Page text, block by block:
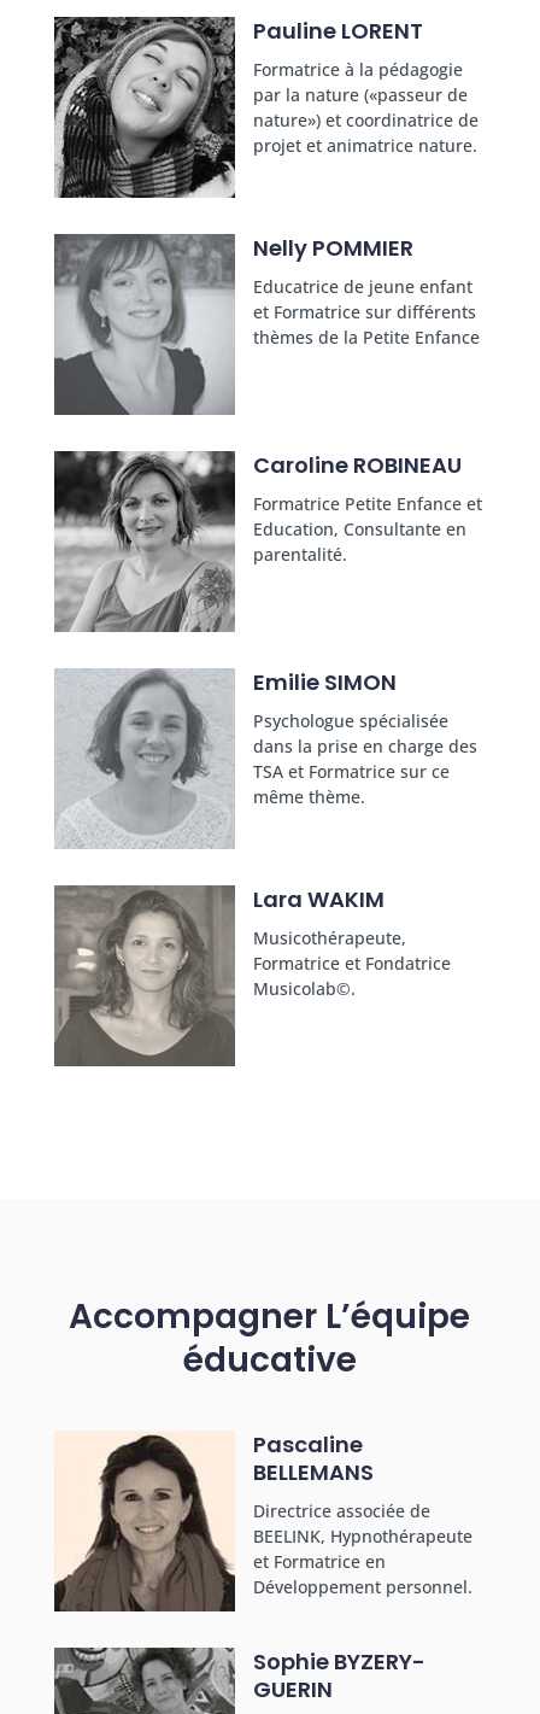
Pauline LORENT
Formatrice à la pédagogie
par la nature («passeur de
nature») et coordinatrice de
projet et animatrice nature.
Nelly POMMIER
Educatrice de jeune enfant
et Formatrice sur différents
thèmes de la Petite Enfance
Caroline ROBINEAU
Formatrice Petite Enfance et
Education, Consultante en
parentalité.
Emilie SIMON
Psychologue spécialisée
dans la prise en charge des
TSA et Formatrice sur ce
même thème.
Lara WAKIM
Musicothérapeute,
Formatrice et Fondatrice
Musicolab©.
Accompagner L’équipe
éducative
Pascaline
BELLEMANS
Directrice associée de
BEELINK, Hypnothérapeute
et Formatrice en
Développement personnel.
Sophie BYZERY-
GUERIN